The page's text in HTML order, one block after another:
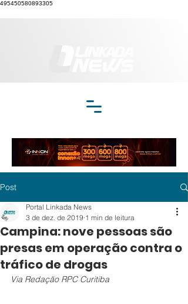
495450580893305
Post
Campina: nove pessoas são
presas em operação contra o
tráfico de drogas
Portal Linkada News
3 de dez. de 2019 1 min de leitura
Via Redação RPC Curitiba